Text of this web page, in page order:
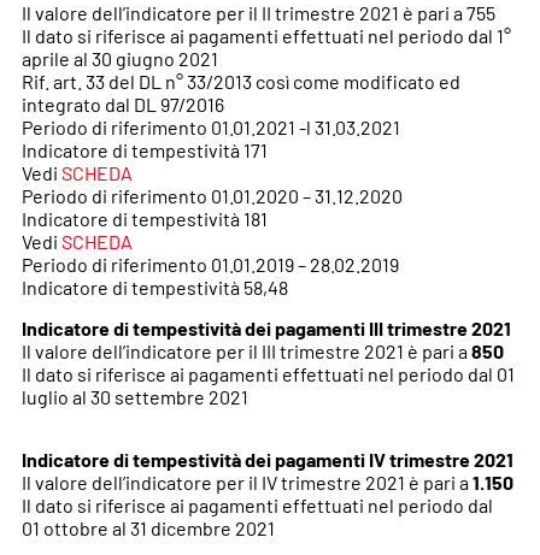
Il valore dell’indicatore per il II trimestre 2021 è pari a 755
Il dato si riferisce ai pagamenti effettuati nel periodo dal 1°
aprile al 30 giugno 2021
Rif. art. 33 del DL n° 33/2013 così come modificato ed
integrato dal DL 97/2016
Periodo di riferimento 01.01.2021 -l 31.03.2021
Indicatore di tempestività 171
Vedi SCHEDA
Periodo di riferimento 01.01.2020 – 31.12.2020
Indicatore di tempestività 181
Vedi SCHEDA
Periodo di riferimento 01.01.2019 – 28.02.2019
Indicatore di tempestività 58,48
Indicatore di tempestività dei pagamenti III trimestre 2021
Il valore dell’indicatore per il III trimestre 2021 è pari a850
Il dato si riferisce ai pagamenti effettuati nel periodo dal 01
luglio al 30 settembre 2021
Indicatore di tempestività dei pagamenti IV trimestre 2021
Il valore dell’indicatore per il IV trimestre 2021 è pari a1.150
Il dato si riferisce ai pagamenti effettuati nel periodo dal
01 ottobre al 31 dicembre 2021